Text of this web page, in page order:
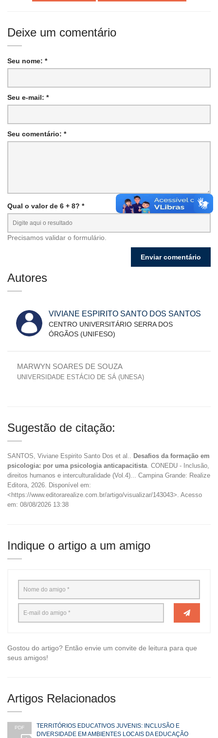
Deixe um comentário
Seu nome: *
Seu e-mail: *
Seu comentário: *
Qual o valor de 6 + 8? *
Precisamos validar o formulário.
Autores
VIVIANE ESPIRITO SANTO DOS SANTOS
CENTRO UNIVERSITÁRIO SERRA DOS
ÓRGÃOS (UNIFESO)
MARWYN SOARES DE SOUZA
UNIVERSIDADE ESTÁCIO DE SÁ (UNESA)
Sugestão de citação:
SANTOS, Viviane Espirito Santo Dos et al.. Desafios da formação em
psicologia: por uma psicologia anticapacitista . CONEDU - Inclusão,
direitos humanos e interculturalidade (Vol.4)... Campina Grande: Realize
Editora, 2026. Disponível em:
<https://www.editorarealize.com.br/artigo/visualizar/143043>. Acesso
em: 08/08/2026 13:38
Indique o artigo a um amigo
Gostou do artigo? Então envie um convite de leitura para que
seus amigos!
Artigos Relacionados
PDF
TERRITÓRIOS EDUCATIVOS JUVENIS: INCLUSÃO E
DIVERSIDADE EM AMBIENTES LOCAIS DA EDUCAÇÃO